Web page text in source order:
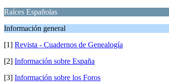
Raíces Españolas
Información general
[1] Revista - Cuadernos de Genealogía
[2] Información sobre España
[3] Información sobre los Foros